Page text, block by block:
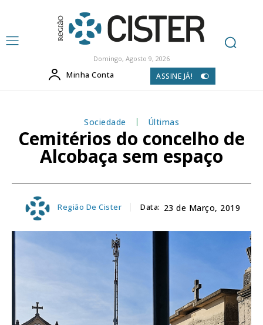
Domingo, Agosto 9, 2026
Minha Conta ASSINE JÁ!
Sociedade Últimas
Cemitérios do concelho de
Alcobaça sem espaço
Região De Cister Data: 23 de Março, 2019